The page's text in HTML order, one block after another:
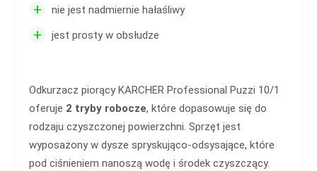
+ nie jest nadmiernie hałaśliwy
+ jest prosty w obsłudze
Odkurzacz piorący KARCHER Professional Puzzi 10/1
oferuje 2 tryby robocze, które dopasowuje się do
rodzaju czyszczonej powierzchni. Sprzęt jest
wyposażony w dysze spryskująco-odsysające, które
pod ciśnieniem nanoszą wodę i środek czyszczący.